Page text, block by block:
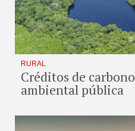
RURAL
Créditos de
ambiental pública